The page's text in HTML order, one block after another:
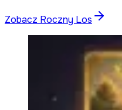
Zobacz Roczny Los